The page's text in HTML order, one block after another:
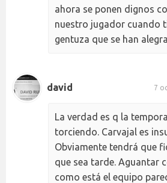
ahora se ponen dignos
nuestro jugador cuando
gentuza que se han
david 7
La verdad es q la
torciendo. Carvajal es
Obviamente tendrá que
que sea tarde. Aguantar
como está el equipo